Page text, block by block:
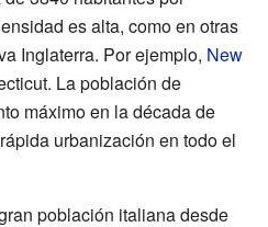
es alta, como en otras
Inglaterra. Por ejemplo, New
La población de
máximo en la década de
urbanización en todo el
población italiana desde